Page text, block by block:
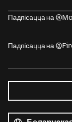
Падпісацца на
Падпісацца на
мовы
Мова